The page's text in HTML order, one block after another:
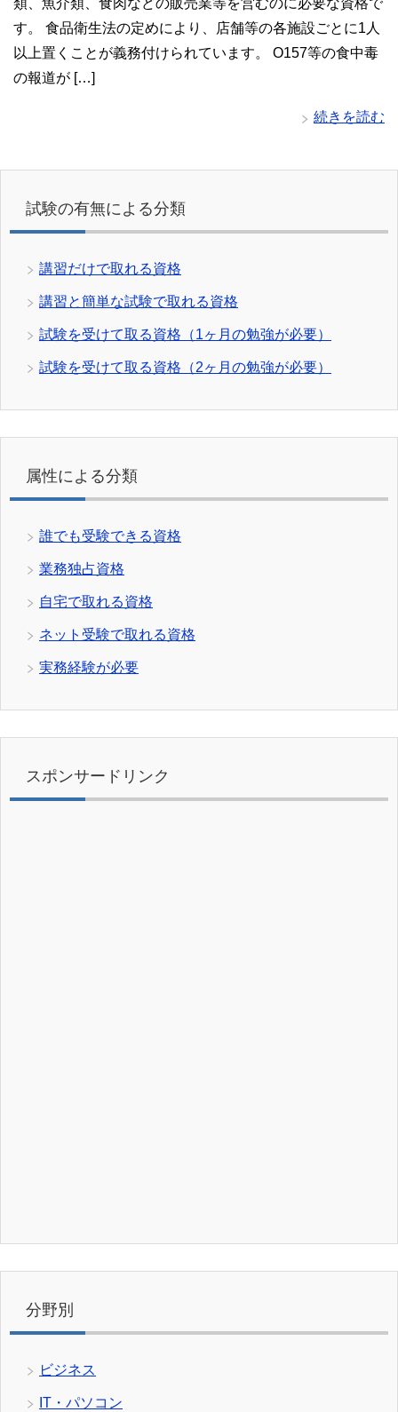
類、魚介類、食肉などの販売業等を営むのに必要な資格で
す。 食品衛生法の定めにより、店舗等の各施設ごとに1人
以上置くことが義務付けられています。 O157等の食中毒
の報道が […]
続きを読む
試験の有無による分類
講習だけで取れる資格
講習と簡単な試験で取れる資格
試験を受けて取る資格（1ヶ月の勉強が必要）
試験を受けて取る資格（2ヶ月の勉強が必要）
属性による分類
誰でも受験できる資格
業務独占資格
自宅で取れる資格
ネット受験で取れる資格
実務経験が必要
スポンサードリンク
分野別
ビジネス
IT・パソコン